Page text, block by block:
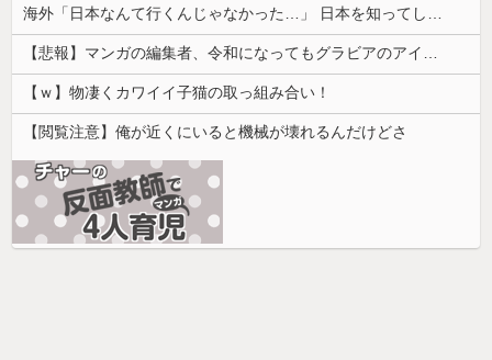
海外「日本なんて行くんじゃなかった…」 日本を知ってしまったディズニー信者、帰国後『本家』に失望する事態に
【悲報】マンガの編集者、令和になってもグラビアのアイドルを美味しくいただいていた模様。小学館第三者委員会が公表
【ｗ】物凄くカワイイ子猫の取っ組み合い！
【閲覧注意】俺が近くにいると機械が壊れるんだけどさ